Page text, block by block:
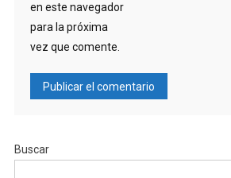
en este navegador
para la próxima
vez que comente.
Buscar